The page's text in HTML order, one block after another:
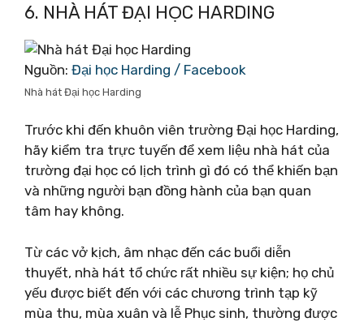
6. NHÀ HÁT ĐẠI HỌC HARDING
Nguồn: Đại học Harding‎ / Facebook
Nhà hát Đại học Harding
Trước khi đến khuôn viên trường Đại học Harding,
hãy kiểm tra trực tuyến để xem liệu nhà hát của
trường đại học có lịch trình gì đó có thể khiến bạn
và những người bạn đồng hành của bạn quan
tâm hay không.
Từ các vở kịch, âm nhạc đến các buổi diễn
thuyết, nhà hát tổ chức rất nhiều sự kiện; họ chủ
yếu được biết đến với các chương trình tạp kỹ
mùa thu, mùa xuân và lễ Phục sinh, thường được